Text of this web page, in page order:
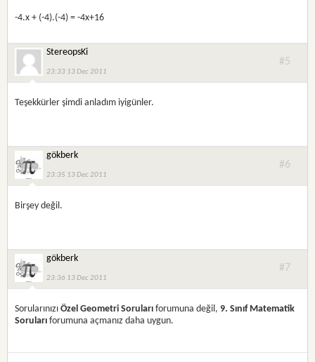
-4.x + (-4).(-4) = -4x+16
StereopsKi
23:33 13 Dec 2011
#5
Teşekkürler şimdi anladım iyigünler.
gökberk
23:35 13 Dec 2011
#6
Birşey değil.
gökberk
23:36 13 Dec 2011
#7
SorularınızıÖzel Geometri Sorularıforumuna değil,9. Sınıf Matematik
Sorularıforumuna açmanız daha uygun.